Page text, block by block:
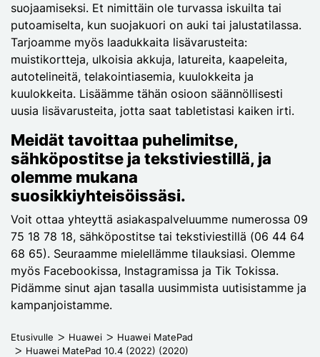
suojaamiseksi. Et nimittäin ole turvassa iskuilta tai
putoamiselta, kun suojakuori on auki tai jalustatilassa.
Tarjoamme myös laadukkaita lisävarusteita:
muistikortteja, ulkoisia akkuja, latureita, kaapeleita,
autotelineitä, telakointiasemia, kuulokkeita ja
kuulokkeita. Lisäämme tähän osioon säännöllisesti
uusia lisävarusteita, jotta saat tabletistasi kaiken irti.
Meidät tavoittaa puhelimitse,
sähköpostitse ja tekstiviestillä, ja
olemme mukana
suosikkiyhteisöissäsi.
Voit ottaa yhteyttä asiakaspalveluumme numerossa 09
75 18 78 18, sähköpostitse tai tekstiviestillä (06 44 64
68 65). Seuraamme mielellämme tilauksiasi. Olemme
myös Facebookissa, Instagramissa ja Tik Tokissa.
Pidämme sinut ajan tasalla uusimmista uutisistamme ja
kampanjoistamme.
Etusivulle Huawei
Huawei MatePad
Huawei MatePad 10.4 (2022) (2020)